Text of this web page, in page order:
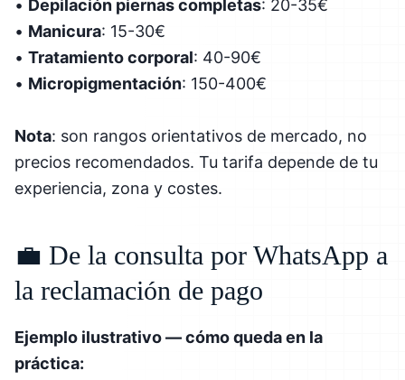
• Depilación piernas completas: 20-35€
• Manicura: 15-30€
• Tratamiento corporal: 40-90€
• Micropigmentación: 150-400€
Nota: son rangos orientativos de mercado, no
precios recomendados. Tu tarifa depende de tu
experiencia, zona y costes.
💼 De la consulta por WhatsApp a
la reclamación de pago
Ejemplo ilustrativo — cómo queda en la
práctica: